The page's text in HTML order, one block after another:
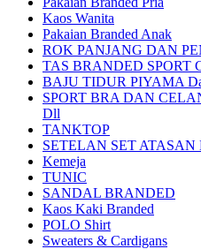
Kaos Wanita
Pakaian Branded Anak
ROK PANJANG DAN
TAS BRANDED SPORT
BAJU TIDUR PIYAMA
SPORT BRA DAN
Dll
TANKTOP
SETELAN SET
Kemeja
TUNIC
SANDAL BRANDED
Kaos Kaki Branded
POLO Shirt
Sweaters & Cardigans